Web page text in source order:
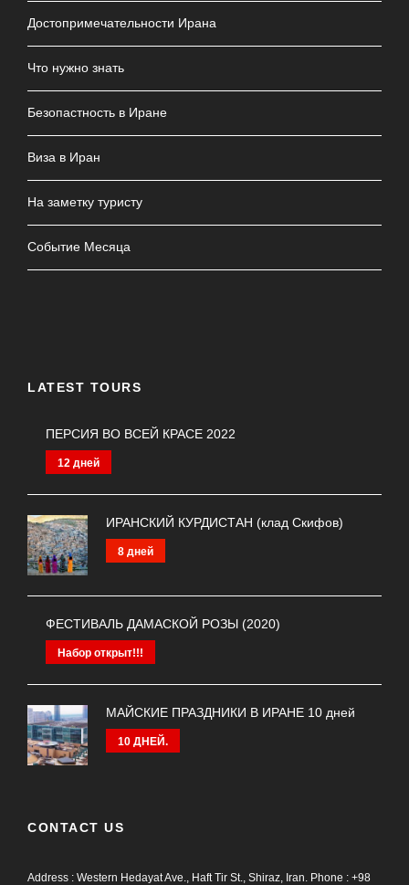
Достопримечательности Ирана
Что нужно знать
Безопастность в Иране
Виза в Иран
На заметку туристу
Событие Месяца
LATEST TOURS
ПЕРСИЯ ВО ВСЕЙ КРАСЕ 2022
12 дней
ИРАНСКИЙ КУРДИСТАН (клад Скифов)
8 дней
ФЕСТИВАЛЬ ДАМАСКОЙ РОЗЫ (2020)
Набор открыт!!!
МАЙСКИЕ ПРАЗДНИКИ В ИРАНЕ 10 дней
10 ДНЕЙ.
CONTACT US
Address : Western Hedayat Ave., Haft Tir St., Shiraz, Iran. Phone : +98